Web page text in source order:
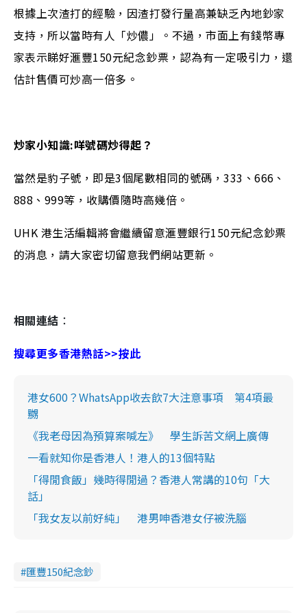
根據上次渣打的經驗，因渣打發行量高兼缺乏內地鈔家
支持，所以當時有人「炒儂」。不過，市面上有錢幣專
家表示睇好滙豐150元紀念鈔票，認為有一定吸引力，還
估計售價可炒高一倍多。
炒家小知識:咩號碼炒得起？
當然是豹子號，即是3個尾數相同的號碼，333、666、
888、999等，收購價隨時高幾倍。
UHK 港生活編輯將會繼續留意滙豐銀行150元紀念鈔票
的消息，請大家密切留意我們網站更新。
相關連結 ：
搜尋更多香港熱話>>按此
港女600？WhatsApp收去飲7大注意事項 第4項最
嬲
《我老母因為預算案喊左》 學生訴苦文網上廣傳
一看就知你是香港人！港人的13個特點
「得閒食飯」幾時得閒過？香港人常講的10句「大
話」
「我女友以前好純」 港男呻香港女仔被洗腦
匯豐150紀念鈔